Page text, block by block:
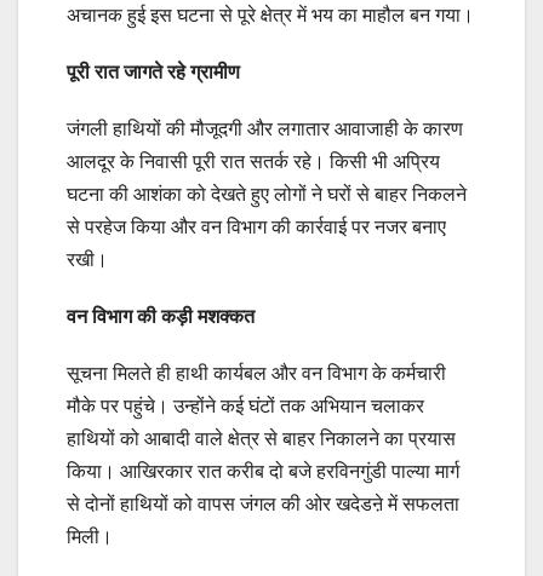
अचानक हुई इस घटना से पूरे क्षेत्र में भय का माहौल बन गया।
पूरी रात जागते रहे ग्रामीण
जंगली हाथियों की मौजूदगी और लगातार आवाजाही के कारण
आलदूर के निवासी पूरी रात सतर्क रहे। किसी भी अप्रिय
घटना की आशंका को देखते हुए लोगों ने घरों से बाहर निकलने
से परहेज किया और वन विभाग की कार्रवाई पर नजर बनाए
रखी।
वन विभाग की कड़ी मशक्कत
सूचना मिलते ही हाथी कार्यबल और वन विभाग के कर्मचारी
मौके पर पहुंचे। उन्होंने कई घंटों तक अभियान चलाकर
हाथियों को आबादी वाले क्षेत्र से बाहर निकालने का प्रयास
किया। आखिरकार रात करीब दो बजे हरविनगुंडी पाल्या मार्ग
से दोनों हाथियों को वापस जंगल की ओर खदेडऩे में सफलता
मिली।